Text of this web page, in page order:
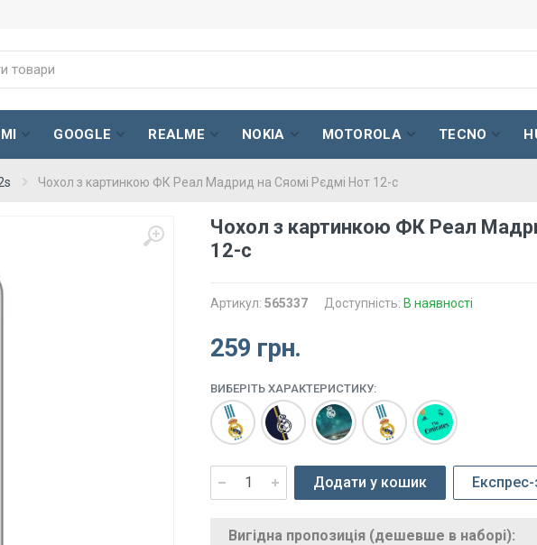
GOOGLE REALME NOKIA MOTOROLA TECNO
Чохол з картинкою ФК Реал Мадрид на Сяомі Рєдмі Нот 12-с
Чохол з картинкою ФК Реал
12-с
Артикул: 565337 Доступність: В наявності
259 грн.
ВИБЕРІТЬ ХАРАКТЕРИСТИКУ:
Додати у кошик
Вигідна пропозиція (дешевше в наборі):